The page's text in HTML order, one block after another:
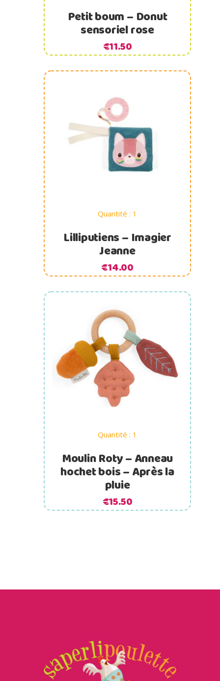
Petit boum – Donut
sensoriel rose
€11.50
Quantité : 1
Ajouter au panier
Lilliputiens – Imagier
Jeanne
€14.00
Quantité : 1
Ajouter au panier
Moulin Roty – Anneau
hochet bois – Après la
pluie
€15.50